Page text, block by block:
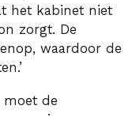
het kabinet niet
zorgt. De
waardoor de
moet de